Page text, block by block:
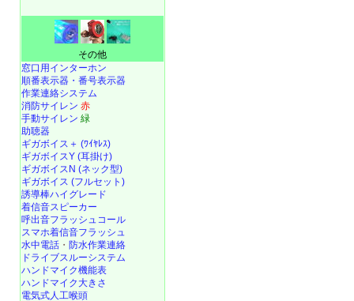
その他
窓口用インターホン
順番表示器・番号表示器
作業連絡システム
消防サイレン 赤
手動サイレン 緑
助聴器
ギガボイス＋ (ﾜｲﾔﾚｽ)
ギガボイスY (耳掛け)
ギガボイスN (ネック型)
ギガボイス (フルセット)
誘導棒ハイグレード
着信音スピーカー
呼出音フラッシュコール
スマホ着信音フラッシュ
水中電話 ・ 防水作業連絡
ドライブスルーシステム
ハンドマイク機能表
ハンドマイク大きさ
電気式人工喉頭